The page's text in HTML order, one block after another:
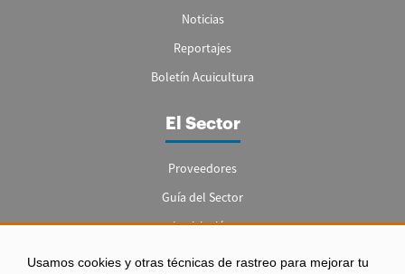
Usamos cookies y otras técnicas de rastreo para mejorar tu
Noticias
Reportajes
Boletín Acuicultura
El Sector
Proveedores
Guía del Sector
Legislación
Empleo